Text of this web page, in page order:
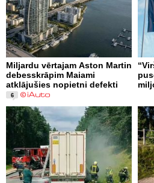
Miljardu vērtajam Aston Martin
debesskrāpim Maiami
atklājušies nopietni defekti
6